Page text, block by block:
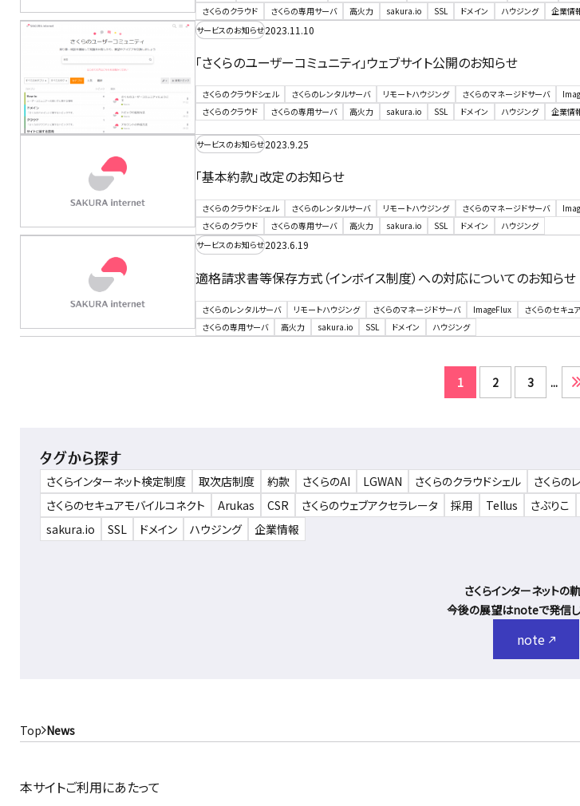
さくらのクラウド
さくらの専用サーバ 高火力 sakura.io SSL ドメイン ハウジング
企業情
サービスのお知らせ2023.11.10
「さくらのユーザーコミュニティ」ウェブサイト公開のお知らせ
さくらのクラウドシェル さくらのレンタルサーバ リモートハウジング さくらのマネージドサーバ
さくらのクラウド
さくらの専用サーバ 高火力 sakura.io SSL ドメイン ハウジング 企業情
サービスのお知らせ2023.9.25
「基本約款」改定のお知らせ
さくらのクラウドシェル さくらのレンタルサーバ リモートハウジング さくらのマネージドサーバ
さくらのクラウド
さくらの専用サーバ 高火力 sakura.io SSL ドメイン
ハウジング
サービスのお知らせ2023.6.19
適格請求書等保存方式（インボイス制度）への対応についてのお知らせ
さくらのレンタルサーバ リモートハウジング さくらのマネージドサーバ ImageFlux さくらのセキュ
さくらの専用サーバ
高火力 sakura.io SSL ドメイン ハウジング
1 2 3 ...
タグから探す
さくらインターネット検定制度 取次店制度 約款 さくらのAI LGWAN さくらのクラウドシェル さくらの
さくらのセキュアモバイルコネクト
Arukas CSR さくらのウェブアクセラレータ 採用 Tellus さぶりこ
sakura.io
SSL ドメイン ハウジング 企業情報
さくらインターネットの
今後の展望はnoteで発信し
note
Top News
本サイトご利用にあたって